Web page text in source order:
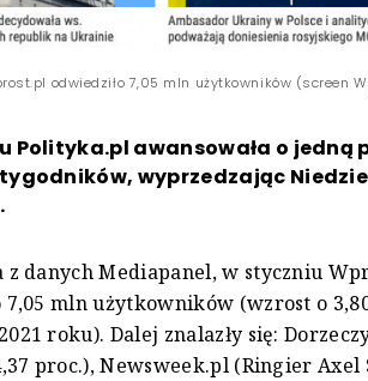
odwiedziło 7,05 mln użytkowników (screen
Polityka.pl awansowała o jedną
wyprzedzając
z danych Mediapanel, w styczniu
7,05 mln użytkowników (wzrost o
roku). Dalej znalazły się:
proc.), Newsweek.pl (Ringier